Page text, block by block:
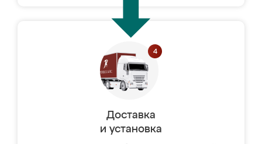
Доставка
и установка